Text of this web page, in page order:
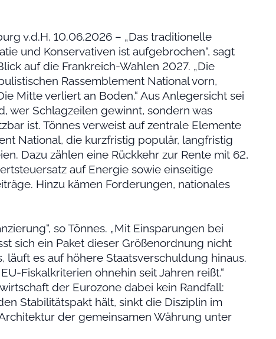
v.d.H, 10.06.2026 – „Das traditionelle
und Konservativen ist aufgebrochen“, sagt
auf die Frankreich-Wahlen 2027. „Die
Rassemblement National vorn,
Mitte verliert an Boden.“ Aus Anlegersicht sei
wer Schlagzeilen gewinnt, sondern was
ist. Tönnes verweist auf zentrale Elemente
National, die kurzfristig populär, langfristig
Dazu zählen eine Rückkehr zur Rente mit 62,
auf Energie sowie einseitige
Hinzu kämen Forderungen, nationales
so Tönnes. „Mit Einsparungen bei
sich ein Paket dieser Größenordnung nicht
läuft es auf höhere Staatsverschuldung hinaus.
Fiskalkriterien ohnehin seit Jahren reißt.“
der Eurozone dabei kein Randfall:
Stabilitätspakt hält, sinkt die Disziplin im
der gemeinsamen Währung unter